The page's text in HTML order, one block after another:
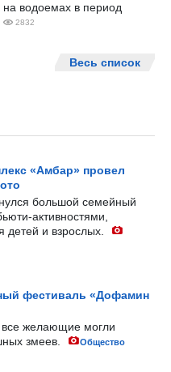
на водоемах в период
2832
Весь список
«Амбар» провел
большой семейный
активностями,
детей и взрослых.
фестиваль «Дофамин
желающие могли
змеев.
Общество